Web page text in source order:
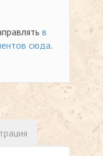
в
сюда.